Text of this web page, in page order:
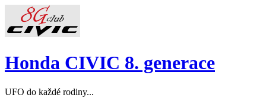
Honda CIVIC 8. generace
UFO do každé rodiny...